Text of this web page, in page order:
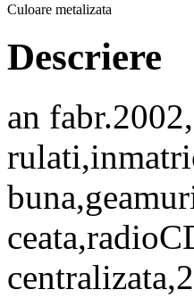
Culoare metalizata
Descriere
an